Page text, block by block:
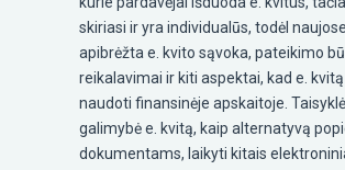
skiriasi ir yra individualūs, todėl
apibrėžta e. kvito sąvoka, pateikimo
reikalavimai ir kiti aspektai, kad e.
naudoti finansinėje apskaitoje.
galimybė e. kvitą, kaip alternatyvą
dokumentams, laikyti kitais